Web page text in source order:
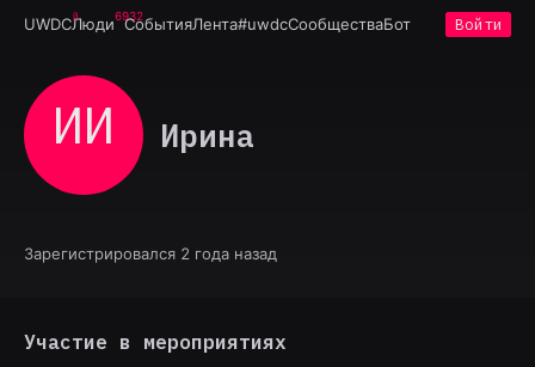
UWDCЛюди6932
СобытияЛента#uwdcСообществаБот Войти
ИИ Ирина
Зарегистрировался 2 года назад
Участие в мероприятиях